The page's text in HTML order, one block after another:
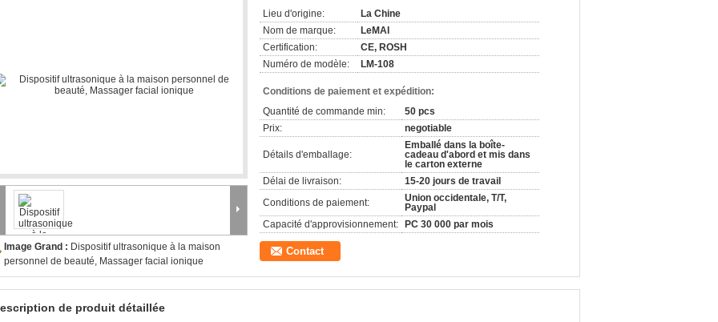
Image Grand : Dispositif ultrasonique à la maison
personnel de beauté, Massager facial ionique
Lieu d'origine:
La Chine
Nom de marque:
LeMAI
Certification:
CE, ROSH
Numéro de modèle:
LM-108
Conditions de paiement et expédition:
Quantité de commande min:
50 pcs
Prix:
negotiable
Détails d'emballage:
Emballé dans la boîte-
cadeau d'abord et mis dans
le carton externe
Délai de livraison:
15-20 jours de travail
Conditions de paiement:
Union occidentale, T/T,
Paypal
Capacité d'approvisionnement:
PC 30 000 par mois
Contact
de produit détaillée